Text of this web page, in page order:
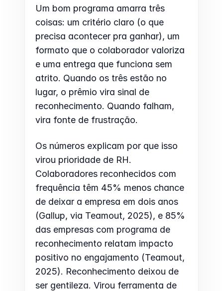
Um bom programa amarra três
coisas: um critério claro (o que
precisa acontecer pra ganhar), um
formato que o colaborador valoriza
e uma entrega que funciona sem
atrito. Quando os três estão no
lugar, o prêmio vira sinal de
reconhecimento. Quando falham,
vira fonte de frustração.
Os números explicam por que isso
virou prioridade de RH.
Colaboradores reconhecidos com
frequência têm 45% menos chance
de deixar a empresa em dois anos
(Gallup, via Teamout, 2025), e 85%
das empresas com programa de
reconhecimento relatam impacto
positivo no engajamento (Teamout,
2025). Reconhecimento deixou de
ser gentileza. Virou ferramenta de